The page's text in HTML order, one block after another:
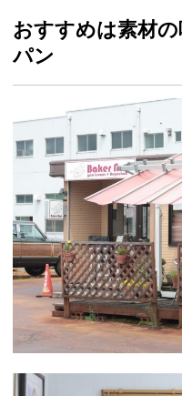
おすすめは素材
パン